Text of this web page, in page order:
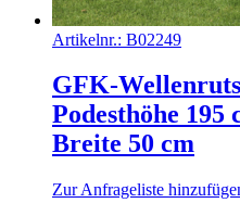
Artikelnr.: B02249
GFK-
Podesthöhe 195
Breite 50 cm
Zur Anfrageliste